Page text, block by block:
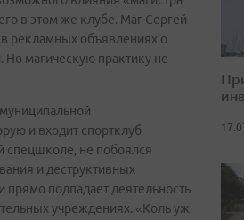
в этом же клубе. Маг Сергей
рекламных объявлениях о
магическую практику не
и входит спортклуб
спецшколе, не побоялся
и деструктивных
подпадает деятельность
учреждениях. «Коль уж